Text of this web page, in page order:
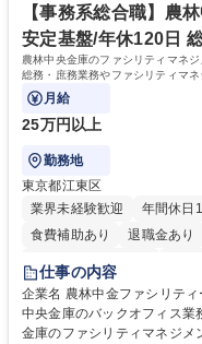
仕事も私生活も両立させたい」と
歴：大学院 大学 高専 短大 専
級
【事務系総合職】農
安定基盤/年休120日
農林中央金庫のファシリティマネ
総務・庶務業務やファシリティマ
月給
25万円以上
勤務地
東京都江東区
業界未経験歓迎
年間休日
食費補助あり
退職金あり
インセンティブあり
仕事の内容
企業名 農林中金ファシリティーズ株式会社 求人
中央金庫のバックオフィス業務/安定基
金庫のファシリティマネジメ